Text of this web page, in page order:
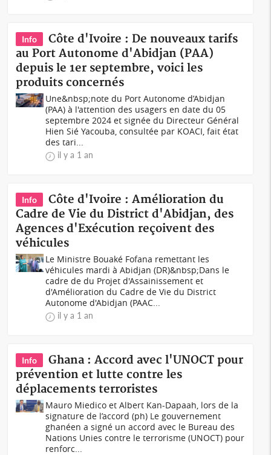
Info
Côte d'Ivoire : De nouveaux tarifs
au Port Autonome d'Abidjan (PAA)
depuis le 1er septembre, voici les
produits concernés
Une&nbsp;note du Port Autonome d’Abidjan
(PAA) à l'attention des usagers en date du 05
septembre 2024 et signée du Directeur Général
Hien Sié Yacouba, consultée par KOACI, fait état
des tari...
il y a 1 an
Info
Côte d'Ivoire : Amélioration du
Cadre de Vie du District d'Abidjan, des
Agences d'Exécution reçoivent des
véhicules
Le Ministre Bouaké Fofana remettant les
véhicules mardi à Abidjan (DR)&nbsp;Dans le
cadre de du Projet d'Assainissement et
d'Amélioration du Cadre de Vie du District
Autonome d'Abidjan (PAAC...
il y a 1 an
Info
Ghana : Accord avec l'UNOCT pour
prévention et lutte contre les
déplacements terroristes
Mauro Miedico et Albert Kan-Dapaah, lors de la
signature de l’accord (ph) Le gouvernement
ghanéen a signé un accord avec le Bureau des
Nations Unies contre le terrorisme (UNOCT) pour
renforc...